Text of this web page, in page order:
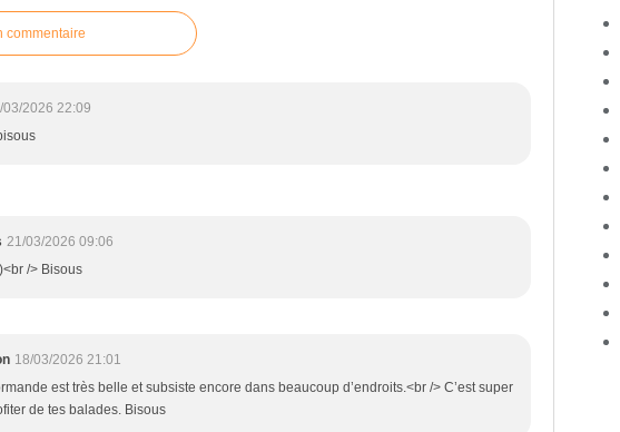
commentaire
03/2026 22:09
21/03/2026 09:06
/> Bisous
18/03/2026 21:01
est très belle et subsiste encore dans beaucoup d’endroits.<br /> C’est super
de tes balades. Bisous